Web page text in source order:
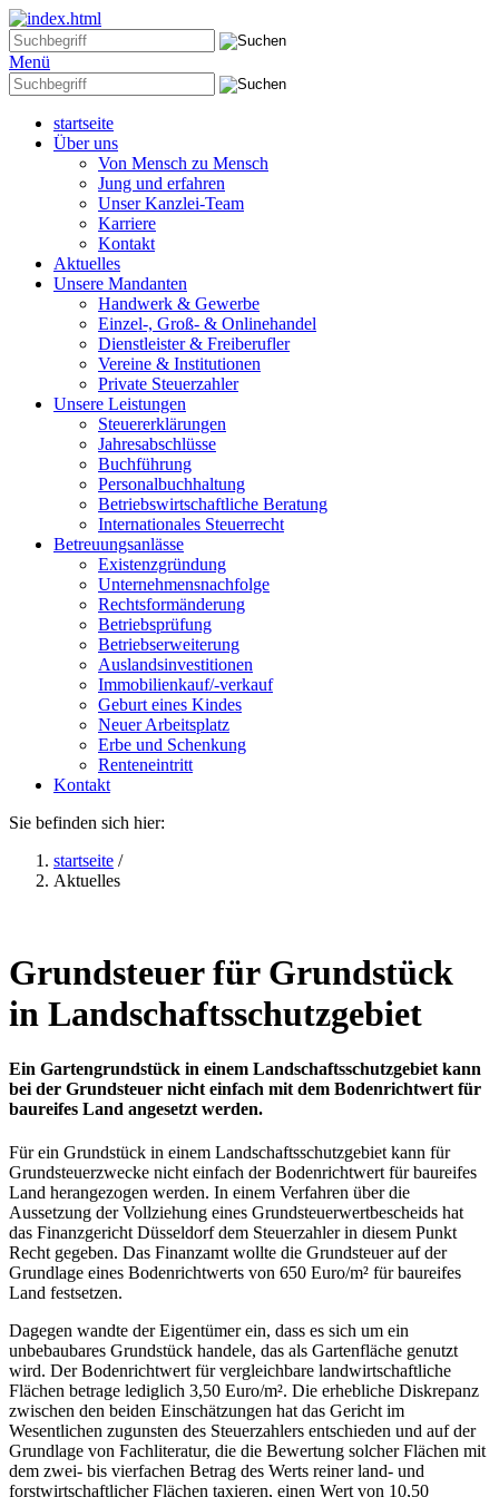
Menü
startseite
Über uns
Von Mensch zu Mensch
Jung und erfahren
Unser Kanzlei-Team
Karriere
Kontakt
Aktuelles
Unsere Mandanten
Handwerk & Gewerbe
Einzel-, Groß- & Onlinehandel
Dienstleister & Freiberufler
Vereine & Institutionen
Private Steuerzahler
Unsere Leistungen
Steuererklärungen
Jahresabschlüsse
Buchführung
Personalbuchhaltung
Betriebswirtschaftliche Beratung
Internationales Steuerrecht
Betreuungsanlässe
Existenzgründung
Unternehmensnachfolge
Rechtsformänderung
Betriebsprüfung
Betriebserweiterung
Auslandsinvestitionen
Immobilienkauf/-verkauf
Geburt eines Kindes
Neuer Arbeitsplatz
Erbe und Schenkung
Renteneintritt
Kontakt
Sie befinden sich hier:
startseite /
Aktuelles
Grundsteuer für Grundstück
in Landschaftsschutzgebiet
Ein Gartengrundstück in einem Landschaftsschutzgebiet kann
bei der Grundsteuer nicht einfach mit dem Bodenrichtwert für
baureifes Land angesetzt werden.
Für ein Grundstück in einem Landschaftsschutzgebiet kann für
Grundsteuerzwecke nicht einfach der Bodenrichtwert für baureifes
Land herangezogen werden. In einem Verfahren über die
Aussetzung der Vollziehung eines Grundsteuerwertbescheids hat
das Finanzgericht Düsseldorf dem Steuerzahler in diesem Punkt
Recht gegeben. Das Finanzamt wollte die Grundsteuer auf der
Grundlage eines Bodenrichtwerts von 650 Euro/m² für baureifes
Land festsetzen.
Dagegen wandte der Eigentümer ein, dass es sich um ein
unbebaubares Grundstück handele, das als Gartenfläche genutzt
wird. Der Bodenrichtwert für vergleichbare landwirtschaftliche
Flächen betrage lediglich 3,50 Euro/m². Die erhebliche Diskrepanz
zwischen den beiden Einschätzungen hat das Gericht im
Wesentlichen zugunsten des Steuerzahlers entschieden und auf der
Grundlage von Fachliteratur, die die Bewertung solcher Flächen mit
dem zwei- bis vierfachen Betrag des Werts reiner land- und
forstwirtschaftlicher Flächen taxieren, einen Wert von 10,50